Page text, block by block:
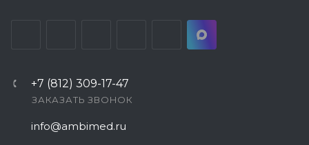
+7 (812) 309-17-47
ЗАКАЗАТЬ ЗВОНОК
info@ambimed.ru